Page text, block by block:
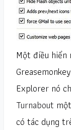
Một điều hiển
Explorer nó
Turnabout
có tác dụng